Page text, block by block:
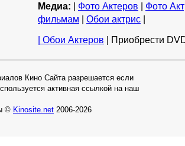
Медиа: | Фото Актеров | Фото
фильмам | Обои актрис |
| Обои Актеров | Приобрести
Кино Сайта разрешается если
активная ссылкой на наш
© Kinosite.net 2006-2026